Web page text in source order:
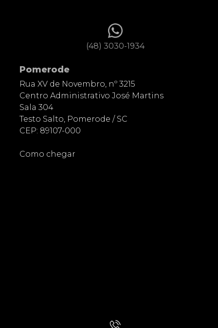
(48) 3030-1934
Pomerode
Rua XV de Novembro, nº 3215
Centro Administrativo José Martins
Sala 304
Testo Salto, Pomerode / SC
CEP: 89107-000
Como chegar